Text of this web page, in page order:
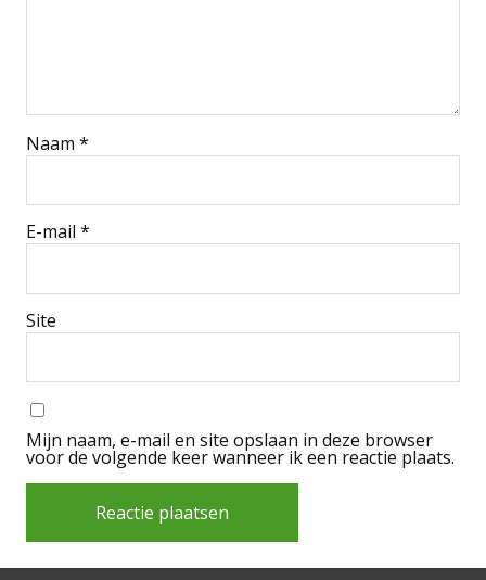
Naam *
E-mail *
Site
Mijn naam, e-mail en site opslaan in deze browser
voor de volgende keer wanneer ik een reactie plaats.